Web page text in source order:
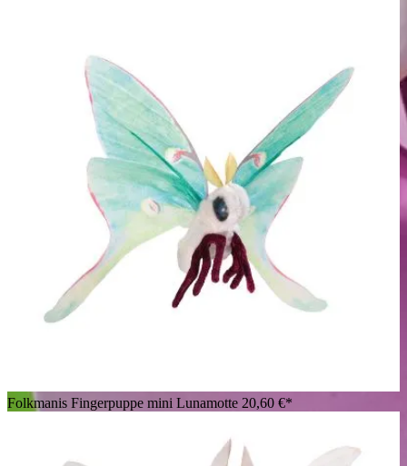
Folkmanis Fingerpuppe mini Lunamotte 20,60 €*